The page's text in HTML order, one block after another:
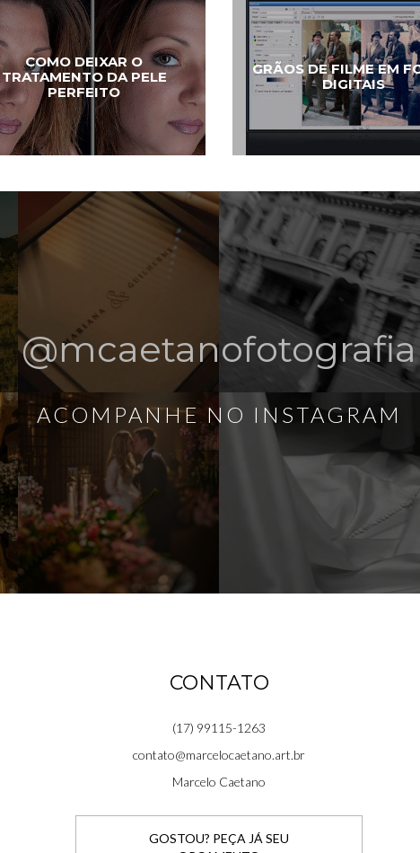
COMO DEIXAR O
TRATAMENTO DA PELE
PERFEITO
GRÃOS DE FILME EM
DIGITAIS
@mcaetanofotografia
ACOMPANHE NO INSTAGRAM
CONTATO
(17) 99115-1263
contato@marcelocaetano.art.br
Marcelo Caetano
GOSTOU? PEÇA JÁ SEU